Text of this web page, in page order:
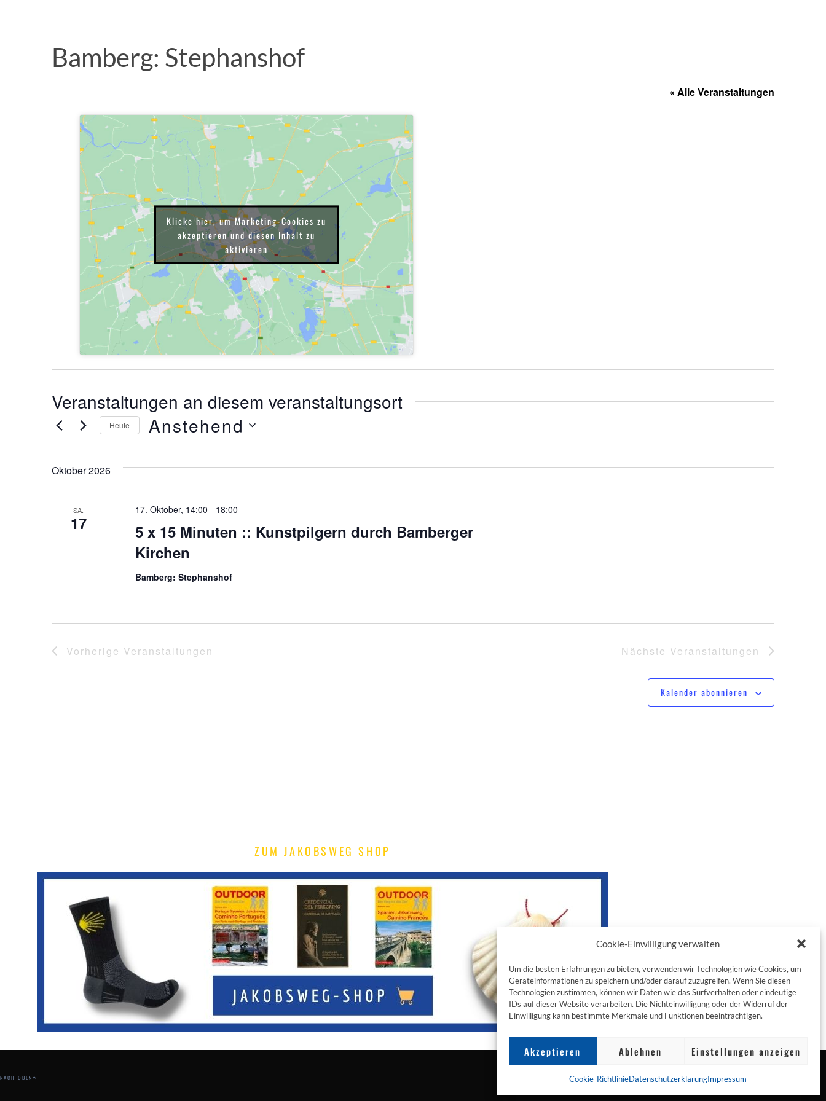
Cookie-Einwilligung verwalten
Um die besten Erfahrungen zu bieten, verwenden wir Technologien wie Cookies, um
Geräteinformationen zu speichern und/oder darauf zuzugreifen. Wenn Sie diesen
Technologien zustimmen, können wir Daten wie das Surfverhalten oder eindeutige
IDs auf dieser Website verarbeiten. Die Nichteinwilligung oder der Widerruf der
Einwilligung kann bestimmte Merkmale und Funktionen beeinträchtigen.
Akzeptieren Ablehnen Einstellungen anzeigen
Cookie-RichtlinieDatenschutzerklärungImpressum
Bamberg: Stephanshof
« Alle Veranstaltungen
Klicke hier, um Marketing-Cookies zu
akzeptieren und diesen Inhalt zu
aktivieren
Veranstaltungen an diesem veranstaltungsort
Heute Anstehend
Oktober 2026
SA.
17
5 x 15 Minuten :: Kunstpilgern durch Bamberger
Kirchen
17. Oktober, 14:00 - 18:00
Bamberg: Stephanshof
Vorherige Veranstaltungen Nächste Veranstaltungen
Kalender abonnieren
ZUM JAKOBSWEG SHOP
NACH OBEN